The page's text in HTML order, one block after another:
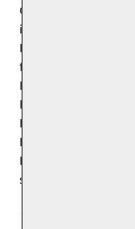
Guler standup cu
inchidere cu fermoar
Două buzunare cu
fermoar la maneci
Fit: Slim Fit
Lungime: scurta
Lungimea spatelui:
Lungimea mânecii:
Intretinere: Spalare
specializat